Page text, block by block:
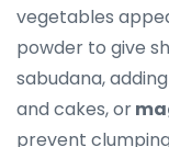
vegetables
powder to give
sabudana,
and cakes, or
prevent